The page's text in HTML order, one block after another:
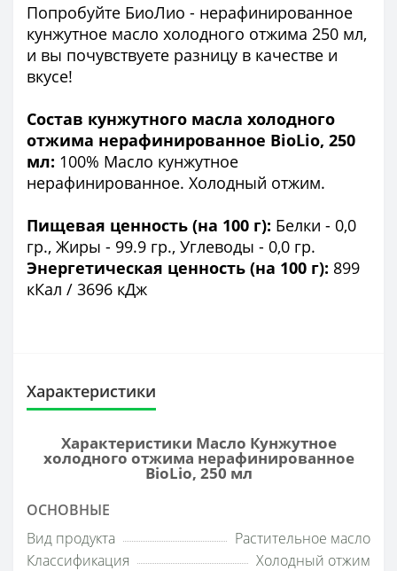
Попробуйте БиоЛио - нерафинированное
кунжутное масло холодного отжима 250 мл,
и вы почувствуете разницу в качестве и
вкусе!
Состав кунжутного масла холодного
отжима нерафинированное BioLio, 250
мл: 100% Масло кунжутное
нерафинированное. Холодный отжим.
Пищевая ценность (на 100 г): Белки - 0,0
гр., Жиры - 99.9 гр., Углеводы - 0,0 гр.
Энергетическая ценность (на 100 г): 899
кКал / 3696 кДж
Характеристики
Характеристики Масло Кунжутное
холодного отжима нерафинированное
BioLio, 250 мл
ОСНОВНЫЕ
Вид продукта
Растительное масло
Классификация
Холодный отжим